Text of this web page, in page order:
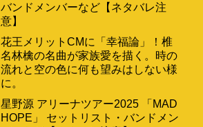
バンドメンバーなど【ネタバレ注
意】
花王メリットCMに「幸福論」！椎
名林檎の名曲が家族愛を描く。時の
流れと空の色に何も望みはしない様
に。
星野源 アリーナツアー2025 「MAD
HOPE」 セットリスト・バンドメン